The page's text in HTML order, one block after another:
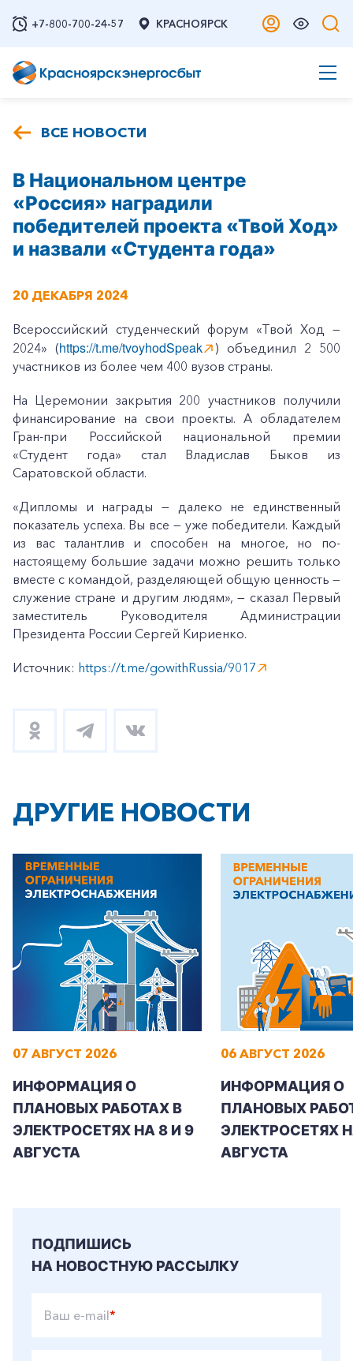
+7-800-700-24-57 КРАСНОЯРСК
+7-800-700-24-57
Частным клиентам
Корпоративным клиентам
ВСЕ НОВОСТИ
В Национальном центре
«Россия» наградили
победителей проекта «Твой Ход»
и назвали «Студента года»
20 ДЕКАБРЯ 2024
Всероссийский студенческий форум «Твой Ход —
2024» (https://t.me/tvoyhodSpeak
) объединил 2 500
участников из более чем 400 вузов страны.
На Церемонии закрытия 200 участников получили
финансирование на свои проекты. А обладателем
Гран-при Российской национальной премии
«Студент года» стал Владислав Быков из
Саратовской области.
«Дипломы и награды — далеко не единственный
показатель успеха. Вы все — уже победители. Каждый
из вас талантлив и способен на многое, но по-
настоящему большие задачи можно решить только
вместе с командой, разделяющей общую ценность —
служение стране и другим людям», — сказал Первый
заместитель Руководителя Администрации
Президента России Сергей Кириенко.
Источник: https://t.me/gowithRussia/9017
ДРУГИЕ НОВОСТИ
07 АВГУСТ 2026
ИНФОРМАЦИЯ О
ПЛАНОВЫХ РАБОТАХ В
ЭЛЕКТРОСЕТЯХ НА 8 И 9
АВГУСТА
06 АВГУСТ 2026
ИНФОРМАЦИЯ О
ПЛАНОВЫХ
ЭЛЕКТРОСЕТЯХ
АВГУСТА
ПОДПИШИСЬ
НА НОВОСТНУЮ РАССЫЛКУ
Ваш e-mail*